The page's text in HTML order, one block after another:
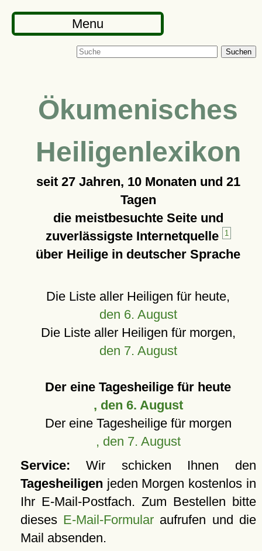
Menu
Suchen
Ökumenisches
Heiligenlexikon
seit 27 Jahren, 10 Monaten und 21
Tagen
die meistbesuchte Seite und
zuverlässigste Internetquelle
1
über Heilige in deutscher Sprache
Die Liste aller Heiligen für heute,
den 6. August
Die Liste aller Heiligen für morgen,
den 7. August
Der eine Tagesheilige für heute
, den 6. August
Der eine Tagesheilige für morgen
, den 7. August
Service: Wir schicken Ihnen den
Tagesheiligen jeden Morgen kostenlos in
Ihr E-Mail-Postfach. Zum Bestellen bitte
dieses E-Mail-Formular aufrufen und die
Mail absenden.